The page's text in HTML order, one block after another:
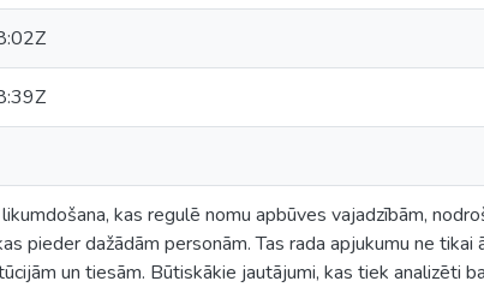
kas regulē nomu apbūves vajadzībām,
pieder dažādām personām. Tas rada apjukumu ne
un tiesām. Būtiskākie jautājumi, kas tiek analizēti